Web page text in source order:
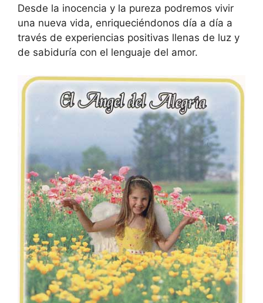
Desde la inocencia y la pureza podremos vivir
una nueva vida, enriquecién­donos día a día a
través de experiencias positivas llenas de luz y
de sabiduría con el lenguaje del amor.